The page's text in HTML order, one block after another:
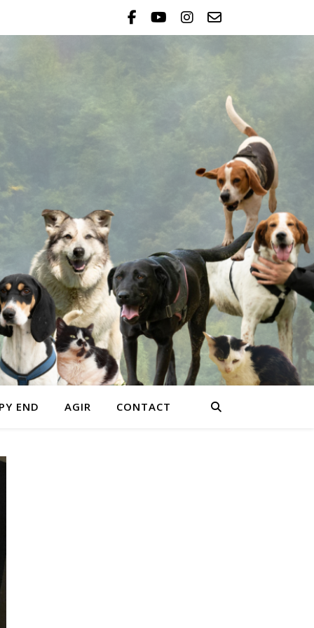
END AGIR CONTACT